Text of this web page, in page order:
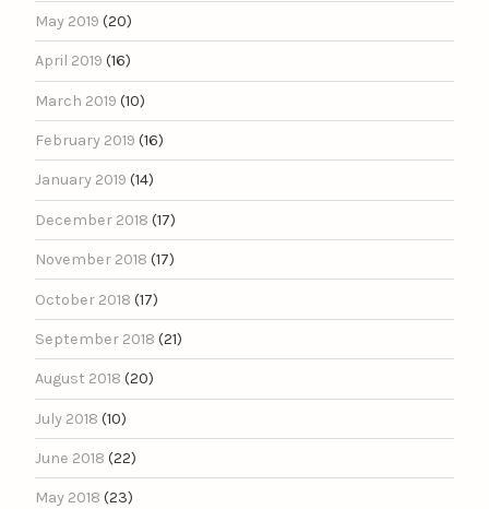
May 2019 (20)
April 2019 (16)
March 2019 (10)
February 2019 (16)
January 2019 (14)
December 2018 (17)
November 2018 (17)
October 2018 (17)
September 2018 (21)
August 2018 (20)
July 2018 (10)
June 2018 (22)
May 2018 (23)